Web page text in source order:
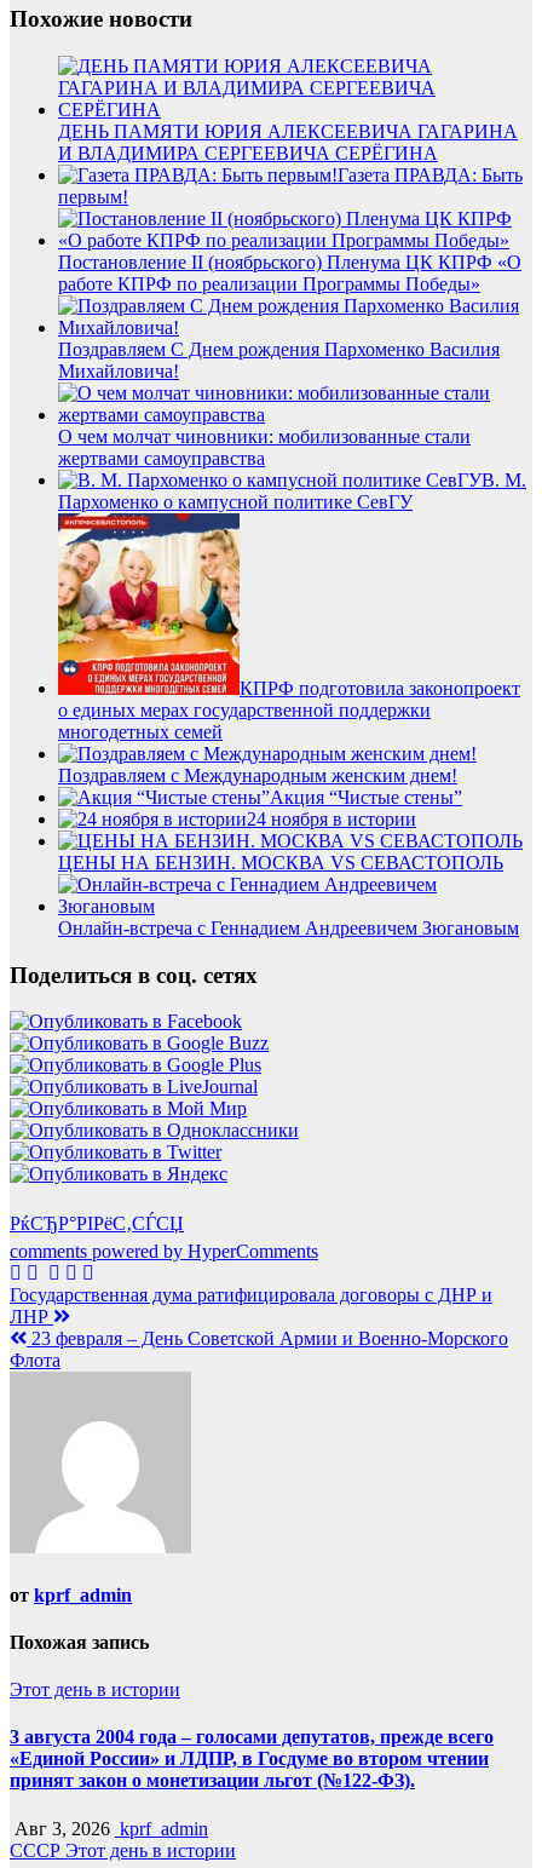
Похожие новости
ДЕНЬ ПАМЯТИ ЮРИЯ АЛЕКСЕЕВИЧА ГАГАРИНА
И ВЛАДИМИРА СЕРГЕЕВИЧА СЕРЁГИНА
Газета ПРАВДА: Быть
первым!
Постановление II (ноябрьского) Пленума ЦК КПРФ «О
работе КПРФ по реализации Программы Победы»
Поздравляем С Днем рождения Пархоменко Василия
Михайловича!
О чем молчат чиновники: мобилизованные стали
жертвами самоуправства
В. М.
Пархоменко о кампусной политике СевГУ
КПРФ подготовила законопроект
о единых мерах государственной поддержки
многодетных семей
Поздравляем с Международным женским днем!
Акция “Чистые стены”
24 ноября в истории
ЦЕНЫ НА БЕНЗИН. МОСКВА VS СЕВАСТОПОЛЬ
Онлайн-встреча с Геннадием Андреевичем Зюгановым
Поделиться в соц. сетях
РќСЂР°РІРёС‚СЃСЏ
comments powered by HyperComments
Навигация
по
записям
Государственная дума ратифицировала договоры с ДНР и
ЛНР
23 февраля – День Советской Армии и Военно-Морского
Флота
от kprf_admin
Похожая запись
Этот день в истории
3 августа 2004 года – голосами депутатов, прежде всего
«Единой России» и ЛДПР, в Госдуме во втором чтении
принят закон о монетизации льгот (№122-ФЗ).
Авг 3, 2026 kprf_admin
СССР Этот день в истории